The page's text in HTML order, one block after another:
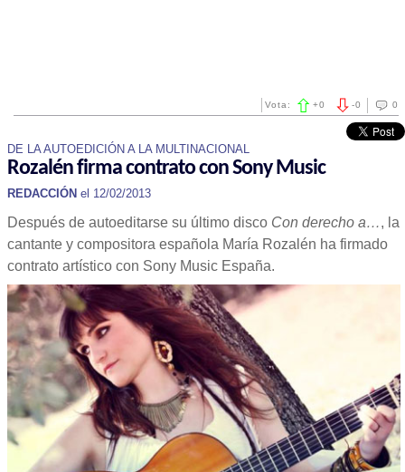
0
-0
Vota: +0
DE LA AUTOEDICIÓN A LA MULTINACIONAL
Rozalén firma contrato con Sony Music
REDACCIÓN el 12/02/2013
Después de autoeditarse su último disco Con derecho a…, la
cantante y compositora española María Rozalén ha firmado
contrato artístico con Sony Music España.